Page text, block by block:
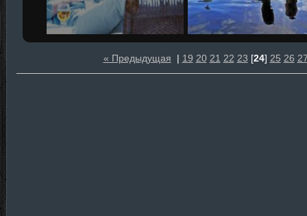
« Предыдущая | 19 20 21 22 23 [24] 25 26